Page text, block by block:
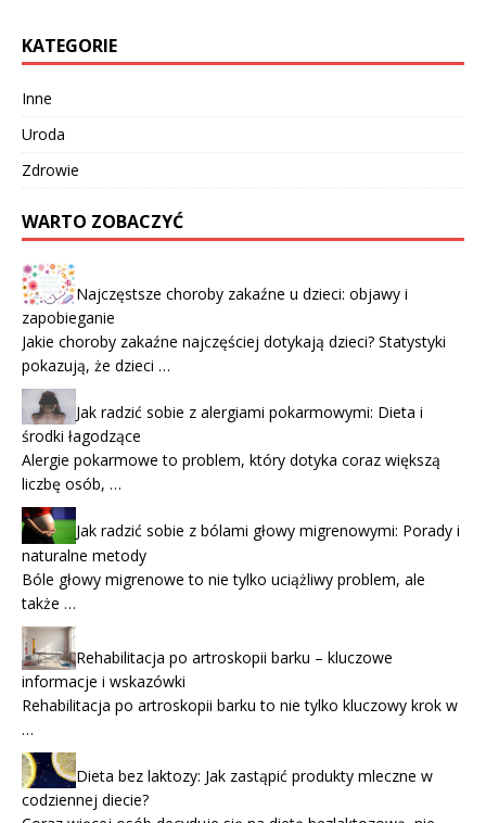
KATEGORIE
Inne
Uroda
Zdrowie
WARTO ZOBACZYĆ
Najczęstsze choroby zakaźne u dzieci: objawy i
zapobieganie
Jakie choroby zakaźne najczęściej dotykają dzieci? Statystyki
pokazują, że dzieci …
Jak radzić sobie z alergiami pokarmowymi: Dieta i
środki łagodzące
Alergie pokarmowe to problem, który dotyka coraz większą
liczbę osób, …
Jak radzić sobie z bólami głowy migrenowymi: Porady i
naturalne metody
Bóle głowy migrenowe to nie tylko uciążliwy problem, ale
także …
Rehabilitacja po artroskopii barku – kluczowe
informacje i wskazówki
Rehabilitacja po artroskopii barku to nie tylko kluczowy krok w
…
Dieta bez laktozy: Jak zastąpić produkty mleczne w
codziennej diecie?